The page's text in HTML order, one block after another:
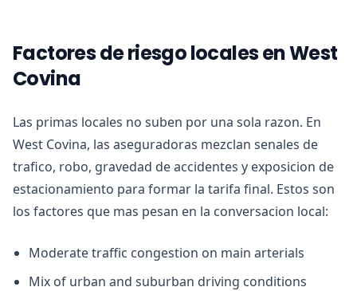
Factores de riesgo locales en West
Covina
Las primas locales no suben por una sola razon. En
West Covina, las aseguradoras mezclan senales de
trafico, robo, gravedad de accidentes y exposicion de
estacionamiento para formar la tarifa final. Estos son
los factores que mas pesan en la conversacion local:
Moderate traffic congestion on main arterials
Mix of urban and suburban driving conditions